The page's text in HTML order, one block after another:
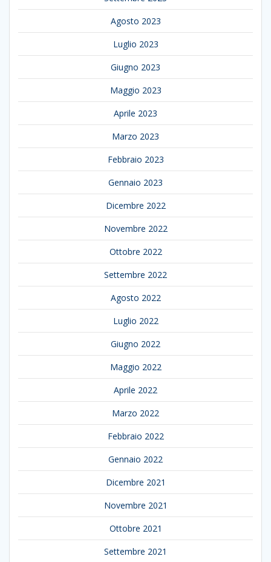
Agosto 2023
Luglio 2023
Giugno 2023
Maggio 2023
Aprile 2023
Marzo 2023
Febbraio 2023
Gennaio 2023
Dicembre 2022
Novembre 2022
Ottobre 2022
Settembre 2022
Agosto 2022
Luglio 2022
Giugno 2022
Maggio 2022
Aprile 2022
Marzo 2022
Febbraio 2022
Gennaio 2022
Dicembre 2021
Novembre 2021
Ottobre 2021
Settembre 2021